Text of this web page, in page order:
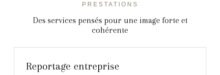
PRESTATIONS
Des services pensés pour une image forte et
cohérente
Reportage entreprise